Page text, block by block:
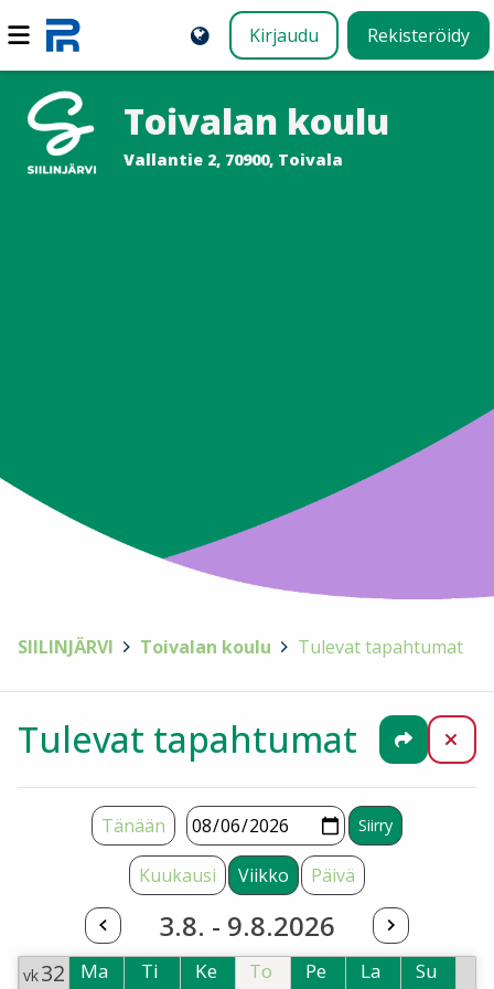
Kirjaudu Rekisteröidy
Toivalan koulu
Vallantie 2, 70900, Toivala
SIILINJÄRVI Toivalan koulu Tulevat tapahtumat
Tulevat tapahtumat Jaa
Kuukausi Viikko Päivä
3.8. - 9.8.2026
Tänään
vk32
Ma
Ti
Ke
To
Pe
La
Su